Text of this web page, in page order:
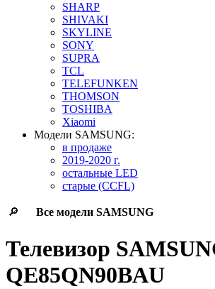
SHARP
SHIVAKI
SKYLINE
SONY
SUPRA
TCL
TELEFUNKEN
THOMSON
TOSHIBA
Xiaomi
Модели SAMSUNG:
в продаже
2019-2020 г.
остальные LED
старые (CCFL)
🔎 Все модели SAMSUNG
Телевизор
QE85QN90BAU